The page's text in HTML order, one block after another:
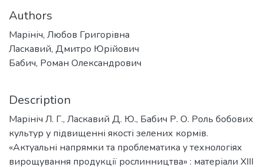
Authors
Марініч, Любов Григорівна
Ласкавий, Дмитро Юрійович
Бабич, Роман Олександрович
Description
Марініч Л. Г., Ласкавий Д. Ю., Бабич Р. О. Роль бобових
культур у підвищенні якості зелених кормів.
«Актуальні напрямки та проблематика у технологіях
вирощування продукції рослинництва» : матеріали XIII